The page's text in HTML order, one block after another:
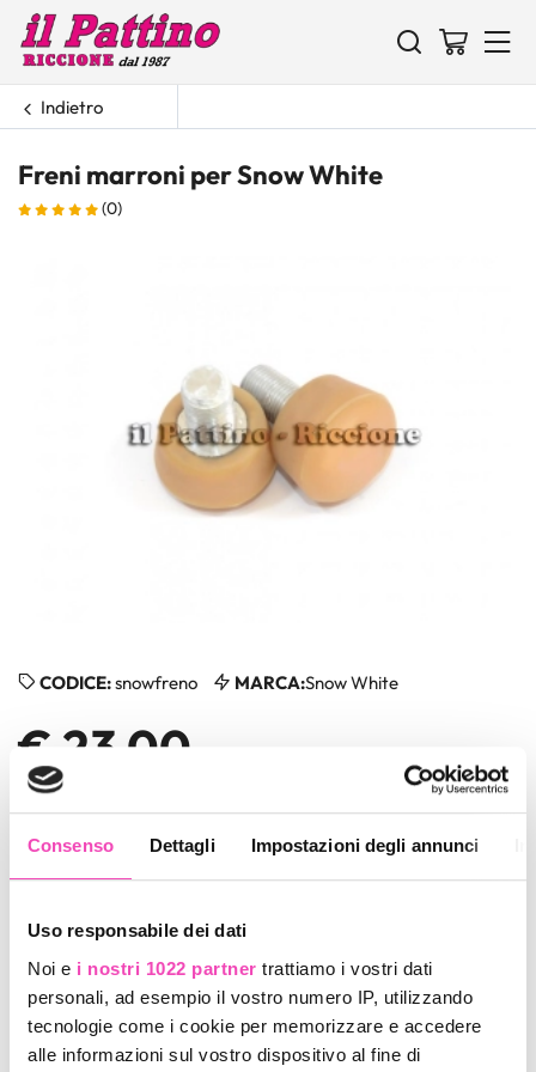
Consenso Dettagli Impostazioni degli annunci
Uso responsabile dei dati
Noi e i nostri 1022 partner trattiamo i vostri dati
personali, ad esempio il vostro numero IP, utilizzando
tecnologie come i cookie per memorizzare e accedere
alle informazioni sul vostro dispositivo al fine di
Indietro
Freni marroni per Snow White
(0)
CODICE:snowfreno MARCA:Snow White
€ 23,00
TAGLIA
QUANTITÀ
Aggiungi al carrello